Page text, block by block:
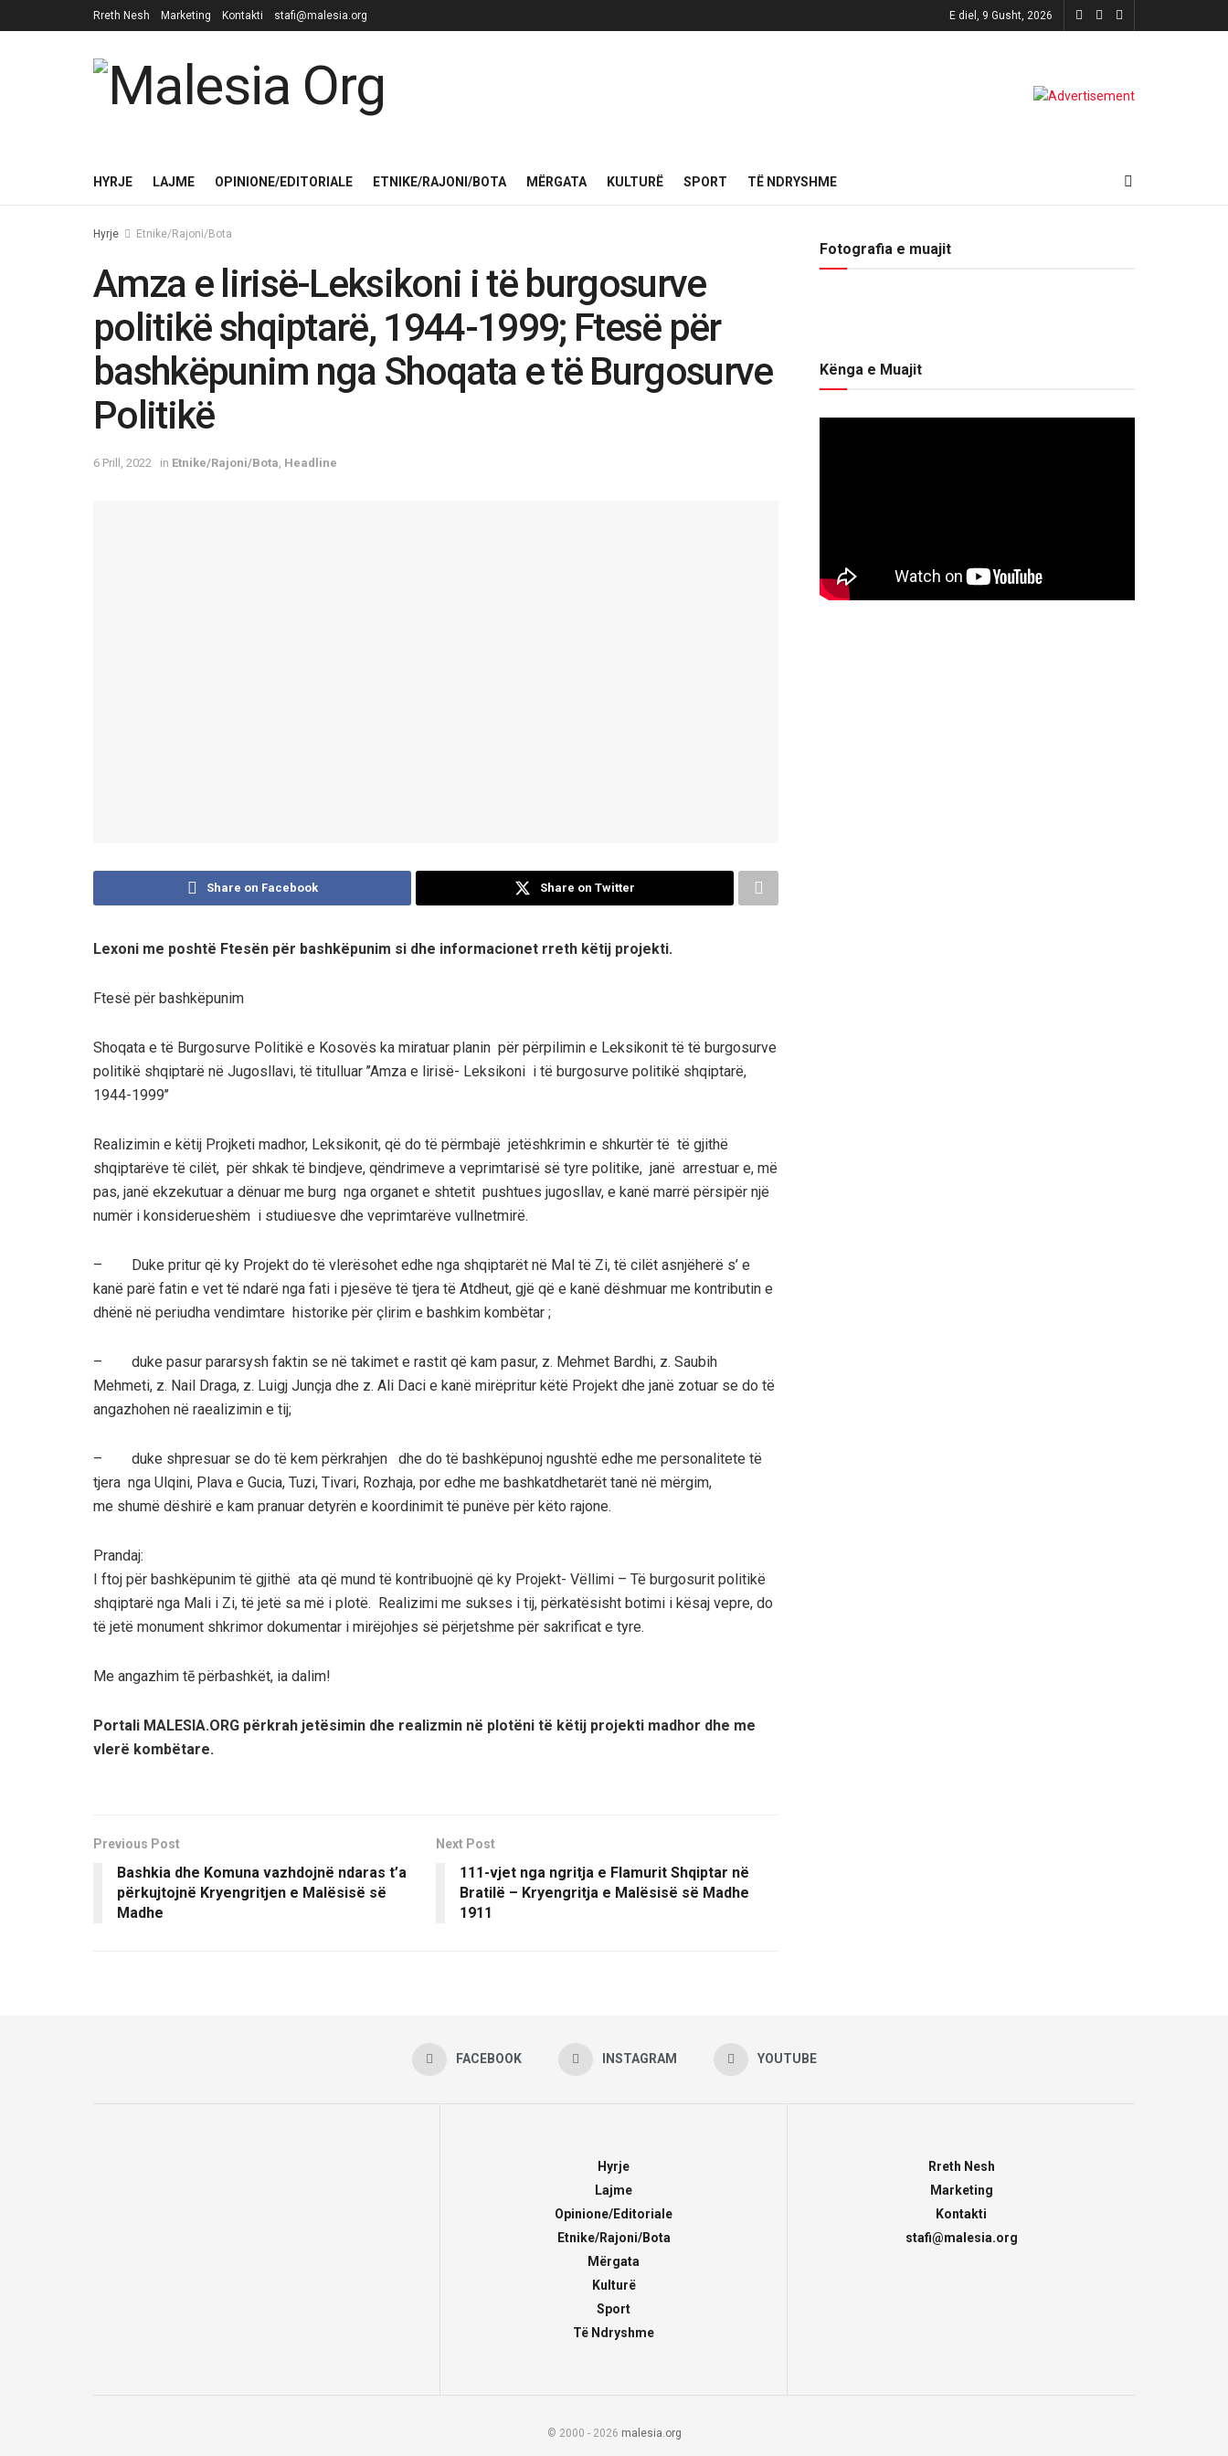
Rreth Nesh Marketing Kontakti stafi@malesia.org E diel, 9 Gusht, 2026
HYRJE LAJME OPINIONE/EDITORIALE ETNIKE/RAJONI/BOTA MËRGATA KULTURË SPORT TË NDRYSHME
Hyrje Etnike/Rajoni/Bota
Amza e lirisë-Leksikoni i të burgosurve
politikë shqiptarë, 1944-1999; Ftesë për
bashkëpunim nga Shoqata e të Burgosurve
Politikë
6 Prill, 2022 in Etnike/Rajoni/Bota Headline
Share on Facebook Share on Twitter
Lexoni me poshtë Ftesën për bashkëpunim si dhe informacionet rreth këtij projekti.
Ftesë për bashkëpunim
Shoqata e të Burgosurve Politikë e Kosovës ka miratuar planin për përpilimin e Leksikonit të të burgosurve
politikë shqiptarë në Jugosllavi, të titulluar ’’Amza e lirisë- Leksikoni i të burgosurve politikë shqiptarë,
1944-1999’’
Realizimin e këtij Projketi madhor, Leksikonit, që do të përmbajë jetëshkrimin e shkurtër të të gjithë
shqiptarëve të cilët, për shkak të bindjeve, qëndrimeve a veprimtarisë së tyre politike, janë arrestuar e, më
pas, janë ekzekutuar a dënuar me burg nga organet e shtetit pushtues jugosllav, e kanë marrë përsipër një
numër i konsiderueshëm i studiuesve dhe veprimtarëve vullnetmirë.
– Duke pritur që ky Projekt do të vlerësohet edhe nga shqiptarët në Mal të Zi, të cilët asnjëherë s’ e
kanë parë fatin e vet të ndarë nga fati i pjesëve të tjera të Atdheut, gjë që e kanë dëshmuar me kontributin e
dhënë në periudha vendimtare historike për çlirim e bashkim kombëtar ;
– duke pasur pararsysh faktin se në takimet e rastit që kam pasur, z. Mehmet Bardhi, z. Saubih
Mehmeti, z. Nail Draga, z. Luigj Junçja dhe z. Ali Daci e kanë mirëpritur këtë Projekt dhe janë zotuar se do të
angazhohen në raealizimin e tij;
– duke shpresuar se do të kem përkrahjen dhe do të bashkëpunoj ngushtë edhe me personalitete të
tjera nga Ulqini, Plava e Gucia, Tuzi, Tivari, Rozhaja, por edhe me bashkatdhetarët tanë në mërgim,
me shumë dëshirë e kam pranuar detyrën e koordinimit të punëve për këto rajone.
Prandaj:
I ftoj për bashkëpunim të gjithë ata që mund të kontribuojnë që ky Projekt- Vëllimi – Të burgosurit politikë
shqiptarë nga Mali i Zi, të jetë sa më i plotë. Realizimi me sukses i tij, përkatësisht botimi i kësaj vepre, do
të jetë monument shkrimor dokumentar i mirëjohjes së përjetshme për sakrificat e tyre.
Me angazhim tē përbashkët, ia dalim!
Portali MALESIA.ORG përkrah jetësimin dhe realizmin në plotëni të këtij projekti madhor dhe me
vlerë kombëtare.
Previous Post
Bashkia dhe Komuna vazhdojnë ndaras t’a
përkujtojnë Kryengritjen e Malësisë së
Madhe
Next Post
111-vjet nga ngritja e Flamurit Shqiptar në
Bratilë – Kryengritja e Malësisë së Madhe
1911
Fotografia e muajit
Kënga e Muajit
FACEBOOK INSTAGRAM YOUTUBE
Hyrje
Lajme
Opinione/Editoriale
Etnike/Rajoni/Bota
Mërgata
Kulturë
Sport
Të Ndryshme
Rreth Nesh
Marketing
Kontakti
stafi@malesia.org
© 2000 - 2026 malesia.org